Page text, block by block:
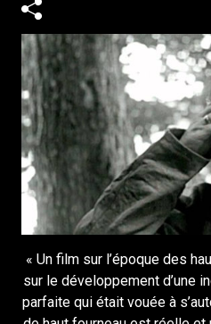
« Un film sur l’époque des
sur le développement d’une
parfaite qui était vouée à